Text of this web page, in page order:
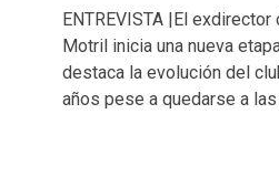
ENTREVISTA |El
Motril inicia una nueva
destaca la evolución del
años pese a quedarse a